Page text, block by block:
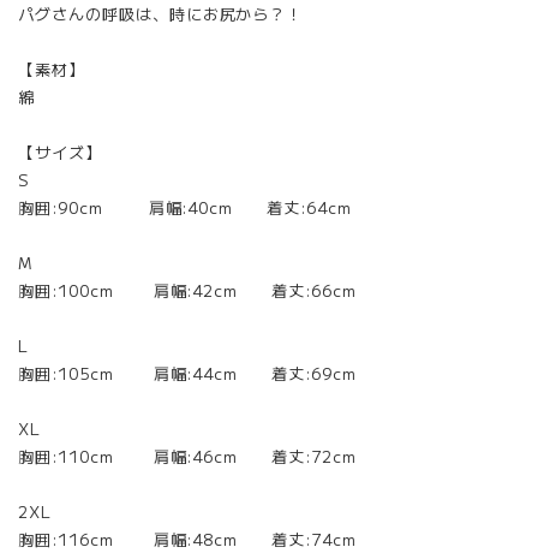
パグさんの呼吸は、時にお尻から？！
【素材】
綿
【サイズ】
S
胸囲:90cm 肩幅:40cm 着丈:64cm
M
胸囲:100cm 肩幅:42cm 着丈:66cm
L
胸囲:105cm 肩幅:44cm 着丈:69cm
XL
胸囲:110cm 肩幅:46cm 着丈:72cm
2XL
胸囲:116cm 肩幅:48cm 着丈:74cm